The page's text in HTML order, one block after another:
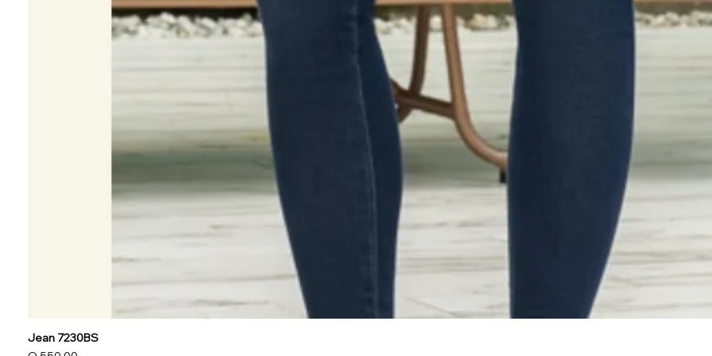
Jean 7230BS